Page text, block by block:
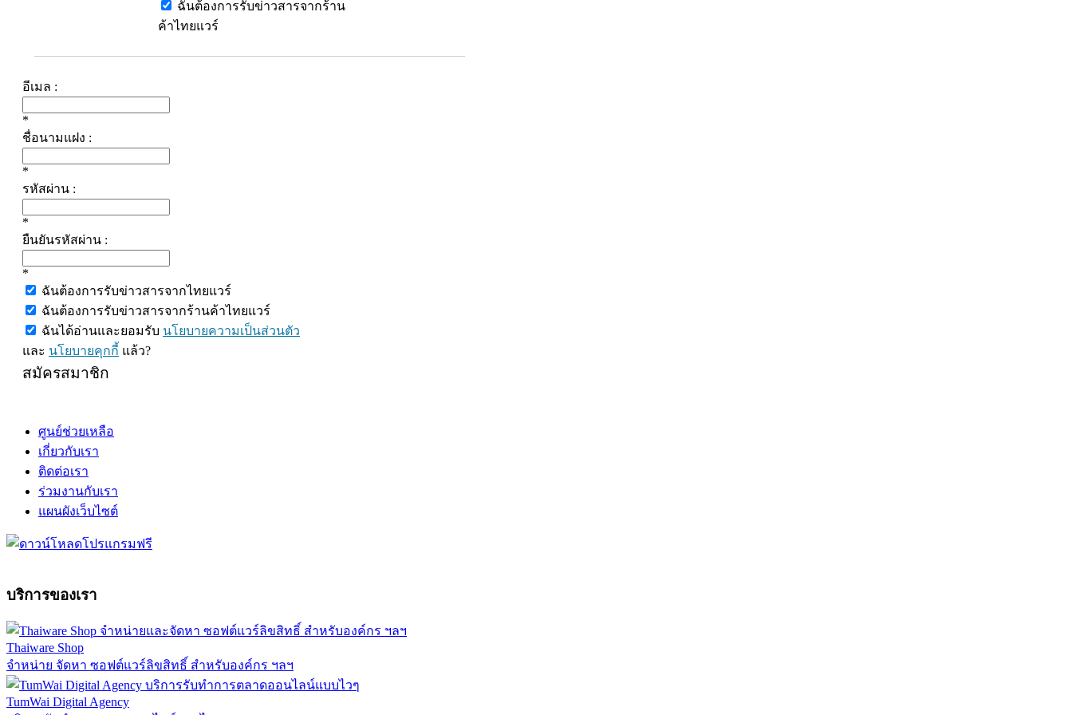
ฉันต้องการรับข่าวสารจากร้าน
ค้าไทยแวร์
อีเมล :
*
ชื่อนามแฝง :
*
รหัสผ่าน :
*
ยืนยันรหัสผ่าน :
*
ฉันต้องการรับข่าวสารจากไทยแวร์
ฉันต้องการรับข่าวสารจากร้านค้าไทยแวร์
ฉันได้อ่านและยอมรับ นโยบายความเป็นส่วนตัว
และ นโยบายคุกกี้ แล้ว?
สมัครสมาชิก
ศูนย์ช่วยเหลือ
เกี่ยวกับเรา
ติดต่อเรา
ร่วมงานกับเรา
แผนผังเว็บไซต์
บริการของเรา
Thaiware Shop
จำหน่าย จัดหา ซอฟต์แวร์ลิขสิทธิ์ สำหรับองค์กร ฯลฯ
TumWai Digital Agency